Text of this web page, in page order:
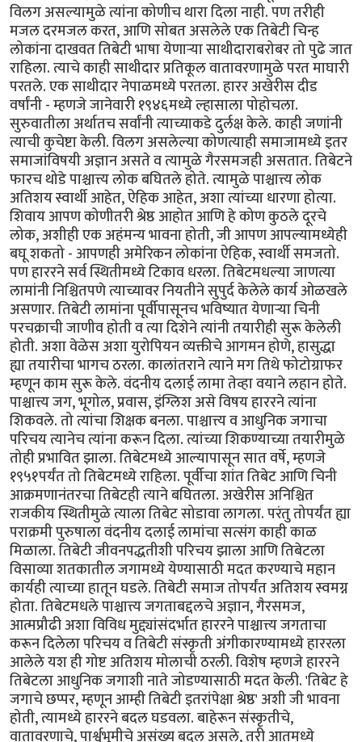
विलग असल्यामुळे त्यांना कोणीच थारा दिला नाही. पण तरीही
मजल दरमजल करत, आणि सोबत असलेले एक तिबेटी चिन्ह
लोकांना दाखवत तिबेटी भाषा येणार्‍या साथीदाराबरोबर तो पुढे जात
राहिला. त्याचे काही साथीदार प्रतिकूल वातावरणामुळे परत माघारी
परतले. एक साथीदार नेपाळमध्ये परतला. हारर अखेरीस दीड
वर्षांनी - म्हणजे जानेवारी १९४६मध्ये ल्हासाला पोहोचला.
सुरुवातीला अर्थातच सर्वांनी त्याच्याकडे दुर्लक्ष केले. काही जणांनी
त्याची कुचेष्टा केली. विलग असलेल्या कोणत्याही समाजामध्ये इतर
समाजांविषयी अज्ञान असते व त्यामुळे गैरसमजही असतात. तिबेटने
फारच थोडे पाश्चात्त्य लोक बघितले होते. त्यामुळे पाश्चात्त्य लोक
अतिशय स्वार्थी आहेत, ऐहिक आहेत, अशा त्यांच्या धारणा होत्या.
शिवाय आपण कोणीतरी श्रेष्ठ आहोत आणि हे कोण कुठले दूरचे
लोक, अशीही एक अहंमन्य भावना होती, जी आपण आपल्यामध्येही
बघू शकतो - आपणही अमेरिकन लोकांना ऐहिक, स्वार्थी समजतो.
पण हाररने सर्व स्थितीमध्ये टिकाव धरला. तिबेटमधल्या जाणत्या
लामांनी निश्चितपणे त्याच्यावर नियतीने सुपुर्द केलेले कार्य ओळखले
असणार. तिबेटी लामांना पूर्वीपासूनच भविष्यात येणार्‍या चिनी
परचक्राची जाणीव होती व त्या दिशेने त्यांनी तयारीही सुरू केलेली
होती. अशा वेळेस अशा युरोपियन व्यक्तीचे आगमन होणे, हासुद्धा
ह्या तयारीचा भागच ठरला. कालांतराने त्याने मग तिथे फोटोग्राफर
म्हणून काम सुरू केले. वंदनीय दलाई लामा तेव्हा वयाने लहान होते.
पाश्चात्त्य जग, भूगोल, प्रवास, इंग्लिश असे विषय हाररने त्यांना
शिकवले. तो त्यांचा शिक्षक बनला. पाश्चात्त्य व आधुनिक जगाचा
परिचय त्यानेच त्यांना करून दिला. त्यांच्या शिकण्याच्या तयारीमुळे
तोही प्रभावित झाला. तिबेटमध्ये आल्यापासून सात वर्षे, म्हणजे
१९५१पर्यंत तो तिबेटमध्ये राहिला. पूर्वीचा शांत तिबेट आणि चिनी
आक्रमणानंतरचा तिबेटही त्याने बघितला. अखेरीस अनिश्चित
राजकीय स्थितीमुळे त्याला तिबेट सोडावा लागला. परंतु तोपर्यंत ह्या
पराक्रमी पुरुषाला वंदनीय दलाई लामांचा सत्संग काही काळ
मिळाला. तिबेटी जीवनपद्धतीशी परिचय झाला आणि तिबेटला
विसाव्या शतकातील जगामध्ये येण्यासाठी मदत करण्याचे महान
कार्यही त्याच्या हातून घडले. तिबेटी समाज तोपर्यंत अतिशय स्वमग्न
होता. तिबेटमधले पाश्चात्त्य जगताबद्दलचे अज्ञान, गैरसमज,
आत्मप्रौढी अशा विविध मुद्द्यांसंदर्भात हाररने पाश्चात्त्य जगताचा
करून दिलेला परिचय व तिबेटी संस्कृती अंगीकारण्यामध्ये हाररला
आलेले यश ही गोष्ट अतिशय मोलाची ठरली. विशेष म्हणजे हाररने
तिबेटला आधुनिक जगाशी नाते जोडण्यासाठी मदत केली. 'तिबेट हे
जगाचे छप्पर, म्हणून आम्ही तिबेटी इतरांपेक्षा श्रेष्ठ' अशी जी भावना
होती, त्यामध्ये हाररने बदल घडवला. बाहेरून संस्कृतीचे,
वातावरणाचे, पार्श्वभूमीचे असंख्य बदल असले, तरी आतमध्ये